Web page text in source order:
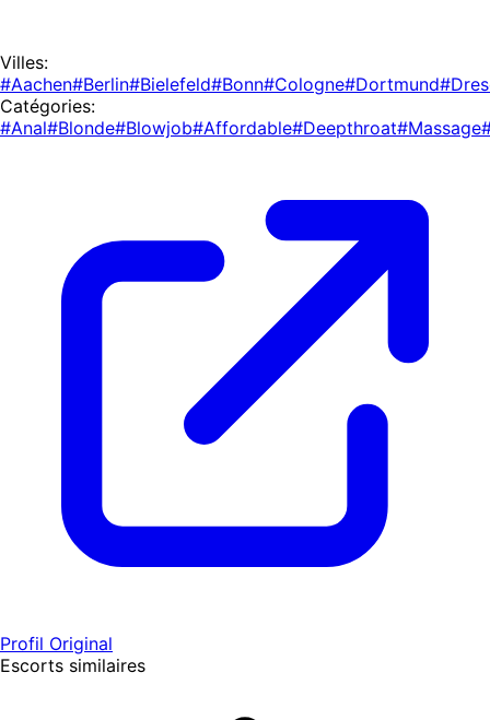
Villes:
#Aachen#Berlin#Bielefeld#Bonn#Cologne#Dortmund
Catégories:
#Anal#Blonde#Blowjob#Affordable#Deepthroat#Massage
Profil Original
Escorts similaires